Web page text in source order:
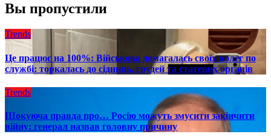
Вы пропустили
Trends
Це працює на 100%: Військова домагалась своїх колег по
службі: торкалась до сідниць, грудей та статевих органів
Trends
Шокуюча правда про… Росію можуть змусити закінчити
війну: генерал назвав головну причину